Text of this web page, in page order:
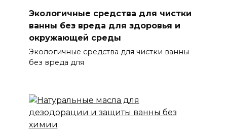
Экологичные средства для чистки
ванны без вреда для здоровья и
окружающей среды
Экологичные средства для чистки ванны
без вреда для